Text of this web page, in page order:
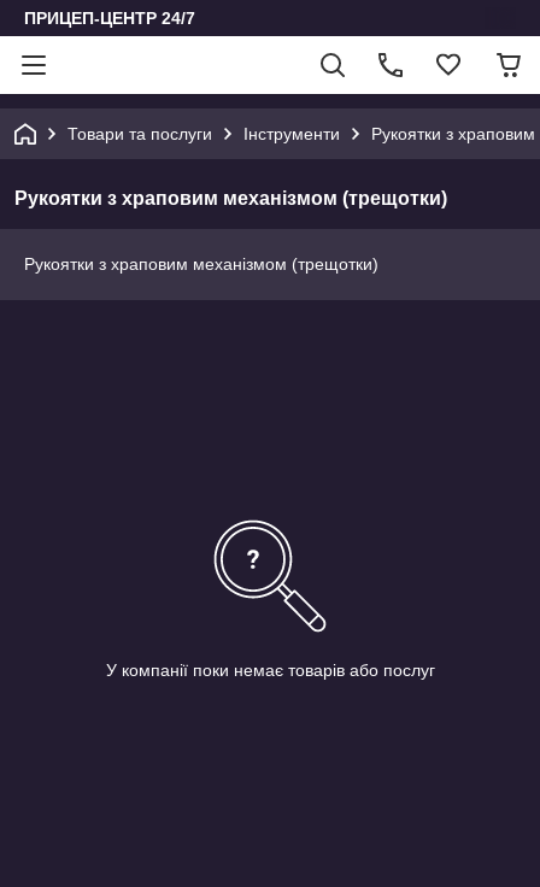
ПРИЦЕП-ЦЕНТР 24/7
Товари та послуги Інструменти Рукоятки з
Рукоятки з храповим механізмом (трещотки)
Рукоятки з храповим механізмом (трещотки)
У компанії поки немає товарів або послуг